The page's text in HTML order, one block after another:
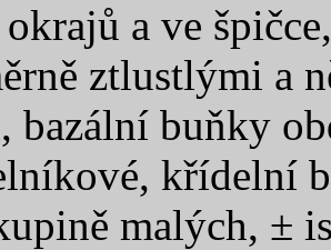
a ve
ztlustlými a
bazální buňky
křídelní
malých, ±